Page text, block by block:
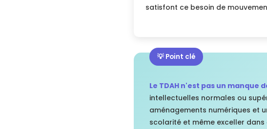
satisfont ce besoin de
💡 Point clé
Le TDAH n'est pas un manque
intellectuelles normales ou
aménagements numériques et
scolarité et même exceller